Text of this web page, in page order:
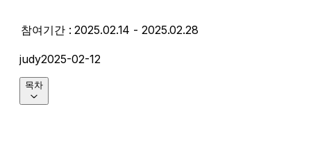
참여기간 : 2025.02.14 - 2025.02.28
judy2025-02-12
목차